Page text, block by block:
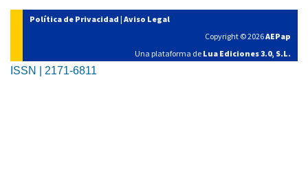
Política de Privacidad | Aviso Legal
Copyright © 2026AEPap
Una plataforma de Lua Ediciones 3.0, S.L.
ISSN | 2171-6811